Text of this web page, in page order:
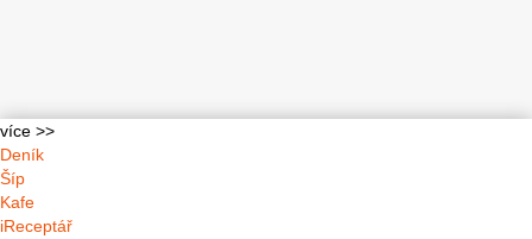
více >>
Deník
Šíp
Kafe
iReceptář